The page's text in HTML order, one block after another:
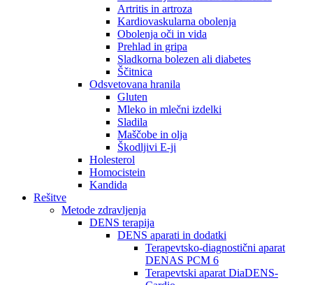
Artritis in artroza
Kardiovaskularna obolenja
Obolenja oči in vida
Prehlad in gripa
Sladkorna bolezen ali diabetes
Ščitnica
Odsvetovana hranila
Gluten
Mleko in mlečni izdelki
Sladila
Maščobe in olja
Škodljivi E-ji
Holesterol
Homocistein
Kandida
Rešitve
Metode zdravljenja
DENS terapija
DENS aparati in dodatki
Terapevtsko-diagnostični aparat
DENAS PCM 6
Terapevtski aparat DiaDENS-